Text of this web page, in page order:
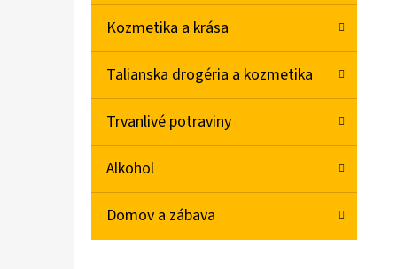
Kozmetika a krása
Talianska drogéria a kozmetika
Trvanlivé potraviny
Alkohol
Domov a zábava